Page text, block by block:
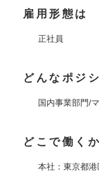
雇用形態は
正社員
どんなポジ
国内事業部門/
どこで働くか
本社：東京都